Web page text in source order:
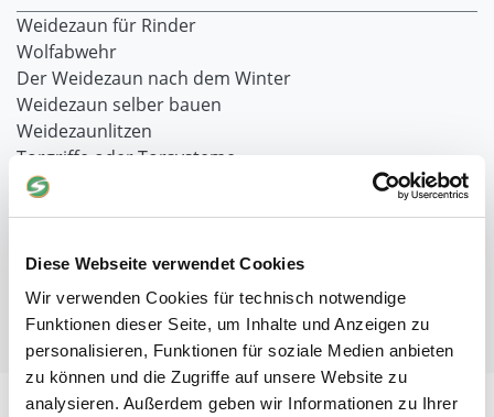
Diese Webseite verwendet Cookies
Wir verwenden Cookies für technisch notwendige
Funktionen dieser Seite, um Inhalte und Anzeigen zu
personalisieren, Funktionen für soziale Medien anbieten
zu können und die Zugriffe auf unsere Website zu
analysieren. Außerdem geben wir Informationen zu Ihrer
Weidezaun für Rinder
Wolfabwehr
Der Weidezaun nach dem Winter
Weidezaun selber bauen
Weidezaunlitzen
Torgriffe oder Torsysteme
Weidezaun Fehlersuche
Weidezaun für Schafe
Weidezaun für Hühner
Weitere nützliche Informationen / Themen